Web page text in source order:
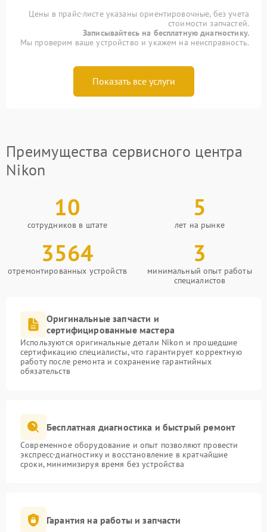
Цены в прайс-листе указаны ориентировочные, без учета
стоимости запчастей.
Записывайтесь на бесплатную диагностику.
Мы проверим ваше устройство и укажем на неисправность.
Показать все услуги
Преимущества сервисного центра
Nikon
10
сотрудников в штате
5
лет на рынке
3564
отремонтированных устройств
3
минимальный опыт работы
специалистов
Оригинальные запчасти и
сертифицированные мастера
Используются оригинальные детали Nikon и прошедшие
сертификацию специалисты, что гарантирует корректную
работу после ремонта и сохранение гарантийных
обязательств
Бесплатная диагностика и быстрый ремонт
Современное оборудование и опыт позволяют провести
экспресс-диагностику и восстановление в кратчайшие
сроки, минимизируя время без устройства
Гарантия на работы и запчасти